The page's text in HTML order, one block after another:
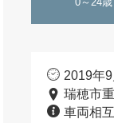
2019年
瑞穂市
車両相